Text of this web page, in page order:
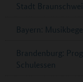
Stadt
Bayern:
Brandenburg:
Schulessen